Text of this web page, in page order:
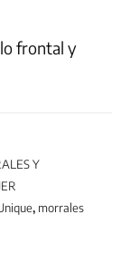
frontal y
Y
, morrales